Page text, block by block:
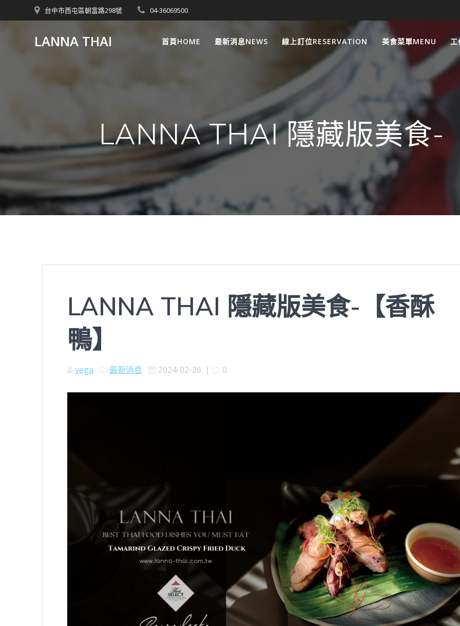
to
台中市西屯區朝富路298號 04-36069500
LANNA THAI 首頁HOME 最新消息NEWS 線上訂位RESERVATION 美食菜單MENU 工
LANNA THAI 隱藏版美食-
LANNA THAI 隱藏版美食-【香酥
鴨】
vega 最新消息 2024-02-26 | 0